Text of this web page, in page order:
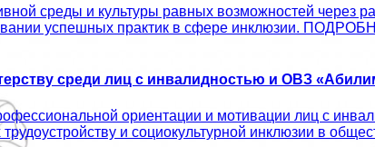
среды и культуры равных возможностей через
успешных практик в сфере инклюзии.
среди лиц с инвалидностью и ОВЗ
ориентации и мотивации лиц с
трудоустройству и социокультурной инклюзии